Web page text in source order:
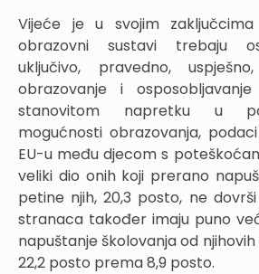
Vijeće je u svojim
obrazovni sustavi trebaju
uključivo, pravedno,
obrazovanje i
stanovitom napretku u
mogućnosti obrazovanja,
EU-u među djecom s
veliki dio onih koji prerano
petine njih, 20,3 posto, ne
stranaca također imaju puno
napuštanje školovanja od
22,2 posto prema 8,9 posto.